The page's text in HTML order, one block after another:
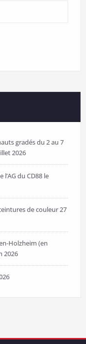
gradés du 2 au 7
2026
du CD88 le
de couleur27
Holzheim (en
2026